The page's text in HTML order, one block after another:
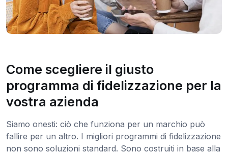
Come scegliere il giusto
programma di fidelizzazione per la
vostra azienda
Siamo onesti: ciò che funziona per un marchio può
fallire per un altro. I migliori programmi di fidelizzazione
non sono soluzioni standard. Sono costruiti in base alla